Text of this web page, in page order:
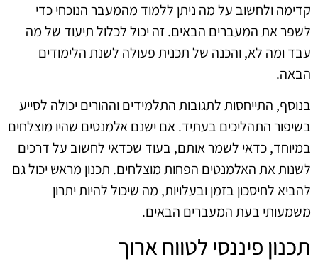
קדימה ולחשוב על מה ניתן ללמוד מהמעבר הנוכחי כדי
לשפר את המעברים הבאים. זה יכול לכלול תיעוד של מה
עבד ומה לא, והכנה של תכנית פעולה לשנת הלימודים
הבאה.
בנוסף, התייחסות לתגובות התלמידים וההורים יכולה לסייע
בשיפור התהליכים בעתיד. אם ישנם אלמנטים שהיו מוצלחים
במיוחד, כדאי לשמר אותם, בעוד שכדאי לחשוב על דרכים
לשנות את האלמנטים הפחות מוצלחים. תכנון מראש יכול גם
להביא לחיסכון בזמן ובעלויות, מה שיכול להיות יתרון
משמעותי בעת המעברים הבאים.
תכנון פיננסי לטווח ארוך